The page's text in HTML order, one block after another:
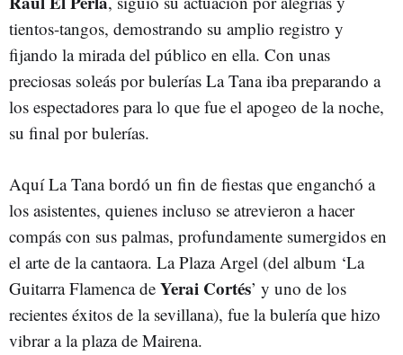
tientos-tangos, demostrando su amplio registro y
fijando la mirada del público en ella. Con unas
preciosas soleás por bulerías La Tana iba preparando a
los espectadores para lo que fue el apogeo de la noche,
su final por bulerías.
Aquí La Tana bordó un fin de fiestas que enganchó a
los asistentes, quienes incluso se atrevieron a hacer
compás con sus palmas, profundamente sumergidos en
el arte de la cantaora. La Plaza Argel (del album ‘La
Guitarra Flamenca de Yerai Cortés’ y uno de los
recientes éxitos de la sevillana), fue la bulería que hizo
vibrar a la plaza de Mairena.